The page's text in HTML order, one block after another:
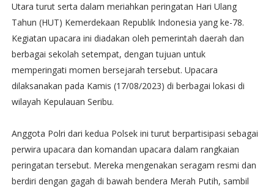
Utara turut serta dalam meriahkan peringatan Hari Ulang
Tahun (HUT) Kemerdekaan Republik Indonesia yang ke-78.
Kegiatan upacara ini diadakan oleh pemerintah daerah dan
berbagai sekolah setempat, dengan tujuan untuk
memperingati momen bersejarah tersebut. Upacara
dilaksanakan pada Kamis (17/08/2023) di berbagai lokasi di
wilayah Kepulauan Seribu.
Anggota Polri dari kedua Polsek ini turut berpartisipasi sebagai
perwira upacara dan komandan upacara dalam rangkaian
peringatan tersebut. Mereka mengenakan seragam resmi dan
berdiri dengan gagah di bawah bendera Merah Putih, sambil